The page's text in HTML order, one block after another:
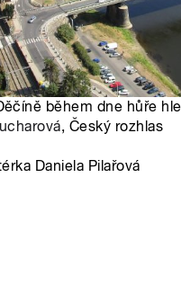
během dne hůře
, Český rozhlas
Daniela Pilařová